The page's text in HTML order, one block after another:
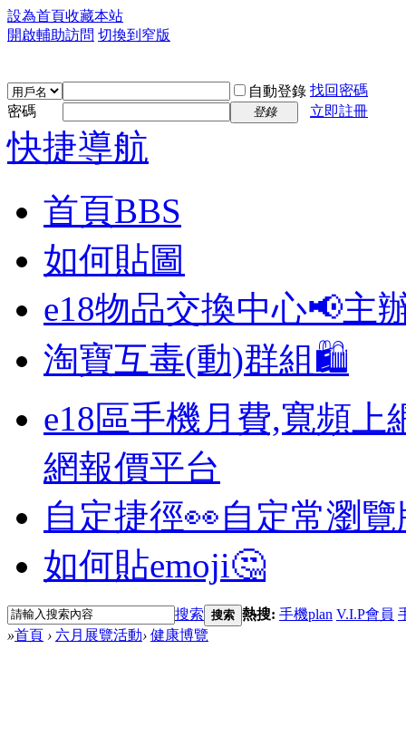
設為首頁收藏本站
開啟輔助訪問 切換到窄版
自動登錄 找回密碼
密碼
登錄 立即註冊
快捷導航
首頁BBS
如何貼圖
e18物品交換中心📢主
淘寶互毒(動)群組🛍️
e18區手機月費,寬頻上
網報價平台
自定捷徑👀自定常瀏
如何貼emoji🤔
搜索 搜索 熱搜: 手機plan V.I.P會員
»首頁 › 六月展覽活動› 健康博覽